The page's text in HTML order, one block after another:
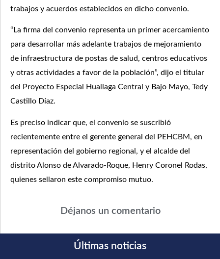
trabajos y acuerdos establecidos en dicho convenio.
“La firma del convenio representa un primer acercamiento
para desarrollar más adelante trabajos de mejoramiento
de infraestructura de postas de salud, centros educativos
y otras actividades a favor de la población”, dijo el titular
del Proyecto Especial Huallaga Central y Bajo Mayo, Tedy
Castillo Díaz.
Es preciso indicar que, el convenio se suscribió
recientemente entre el gerente general del PEHCBM, en
representación del gobierno regional, y el alcalde del
distrito Alonso de Alvarado-Roque, Henry Coronel Rodas,
quienes sellaron este compromiso mutuo.
Déjanos un comentario
Últimas noticias